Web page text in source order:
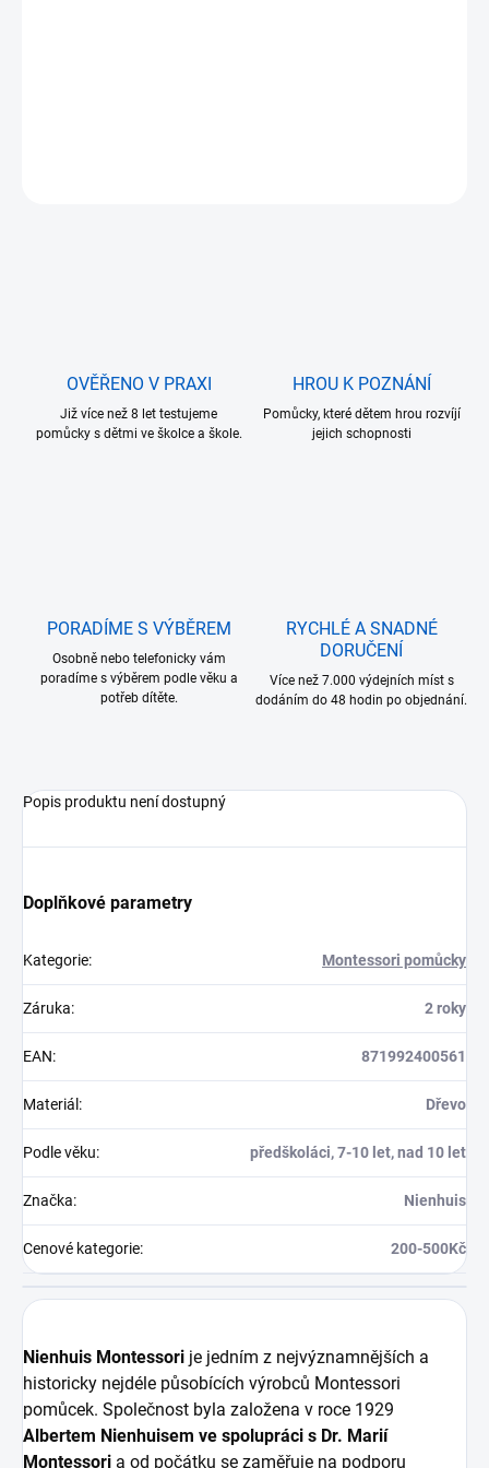
OVĚŘENO V PRAXI
Již více než 8 let testujeme
pomůcky s dětmi ve školce a škole.
HROU K POZNÁNÍ
Pomůcky, které dětem hrou rozvíjí
jejich schopnosti
PORADÍME S VÝBĚREM
Osobně nebo telefonicky vám
poradíme s výběrem podle věku a
potřeb dítěte.
RYCHLÉ A SNADNÉ
DORUČENÍ
Více než 7.000 výdejních míst s
dodáním do 48 hodin po objednání.
Popis produktu není dostupný
Doplňkové parametry
Kategorie: Montessori pomůcky
Záruka: 2 roky
EAN: 871992400561
Materiál : Dřevo
Podle věku: předškoláci, 7-10 let, nad 10 let
Značka: Nienhuis
Cenové kategorie: 200-500Kč
Nienhuis Montessori je jedním z nejvýznamnějších a
historicky nejdéle působících výrobců Montessori
pomůcek. Společnost byla založena v roce 1929
Albertem Nienhuisem ve spolupráci s Dr. Marií
Montessori a od počátku se zaměřuje na podporu